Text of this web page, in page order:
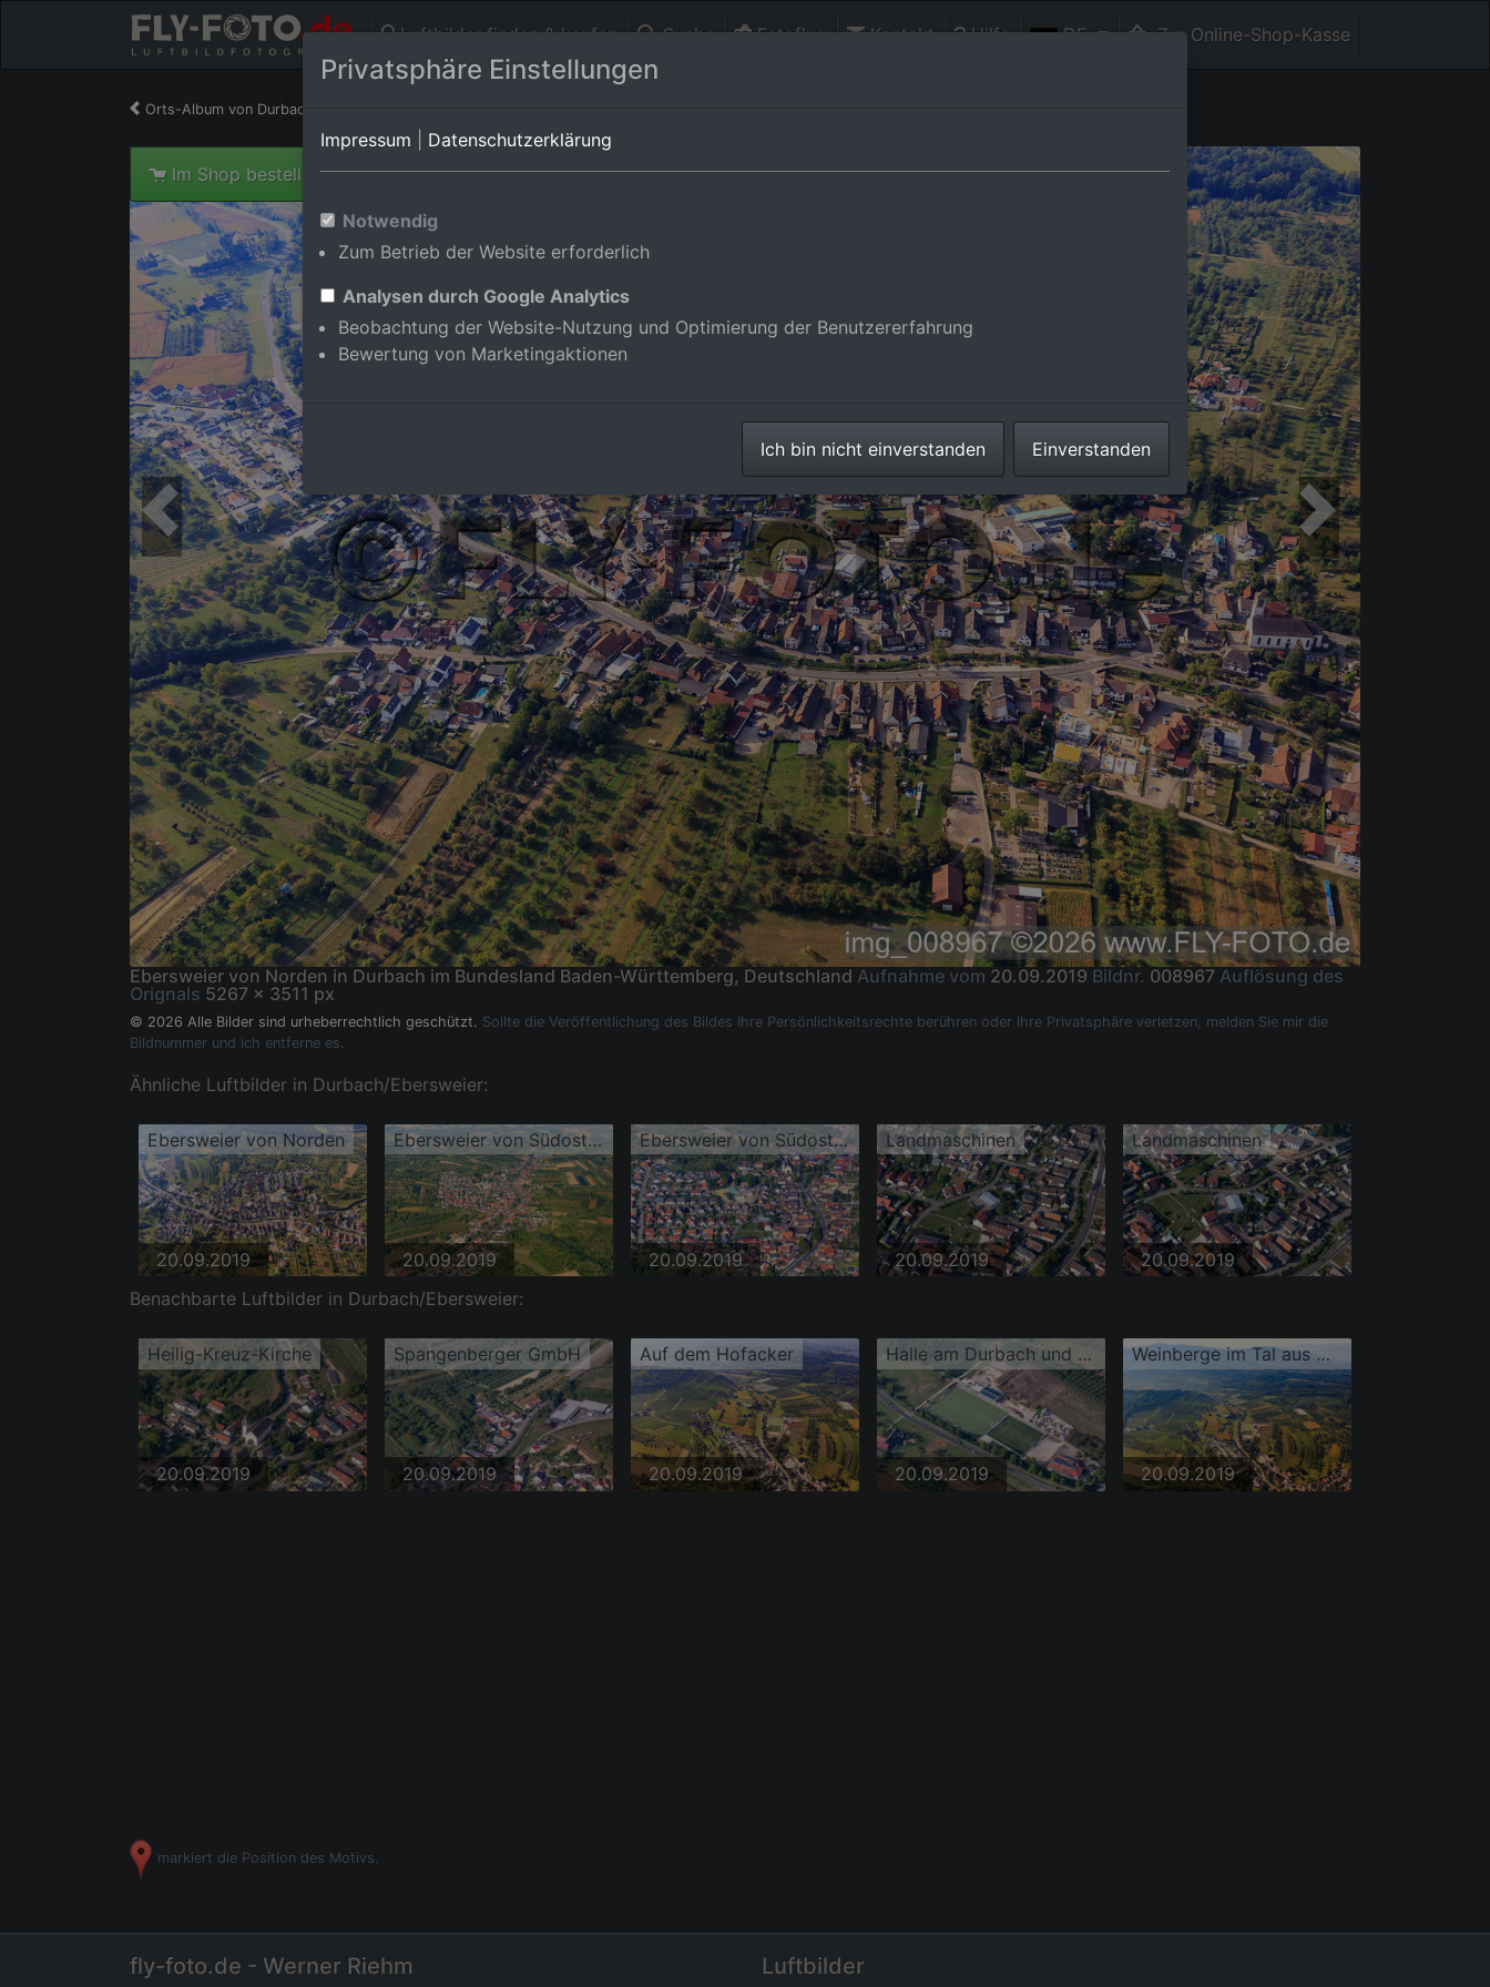
Luftbilder finden & kaufen Suche Fotoflug Kontakt Hilfe DE Zur Online-Shop-Kasse
Orts-Album von Durbach/Ebersweier
Im Shop bestellen
Ebersweier von Norden in Durbach im Bundesland Baden-Württemberg, Deutschland Aufnahme vom 20.09.2019 Bildnr. 008967 Auflösung des
Orignals 5267 x 3511 px
© 2026 Alle Bilder sind urheberrechtlich geschützt. Sollte die Veröffentlichung des Bildes Ihre Persönlichkeitsrechte berühren oder Ihre Privatsphäre verletzen, melden Sie mir die
Bildnummer und ich entferne es.
Ähnliche Luftbilder in Durbach/Ebersweier:
Ebersweier von Norden
20.09.2019
Ebersweier von Südosten
20.09.2019
Ebersweier von Südosten
20.09.2019
Landmaschinen
20.09.2019
Landmaschinen
20.09.2019
Benachbarte Luftbilder in Durbach/Ebersweier:
Heilig-Kreuz-Kirche
20.09.2019
Spangenberger GmbH
20.09.2019
Auf dem Hofacker
20.09.2019
Halle am Durbach und Sportplätze
20.09.2019
Weinberge im Tal aus Nordwesten
20.09.2019
markiert die Position des Motivs.
fly-foto.de - Werner Riehm Luftbilder
Privatsphäre Einstellungen
Impressum Datenschutzerklärung
Notwendig
Zum Betrieb der Website erforderlich
Analysen durch Google Analytics
Beobachtung der Website-Nutzung und Optimierung der Benutzererfahrung
Bewertung von Marketingaktionen
Ich bin nicht einverstanden Einverstanden